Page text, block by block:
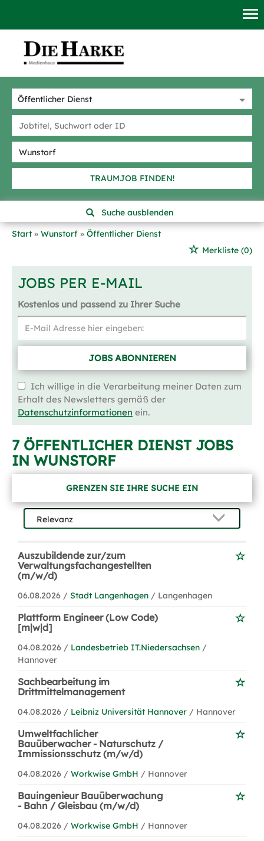
TRAUMJOB FINDEN!
Suche ausblenden
Start
Wunstorf
Öffentlicher Dienst
Merkliste (0)
JOBS PER E-MAIL
Kostenlos und passend zu Ihrer Suche
JOBS ABONNIEREN
Ich willige in die Verarbeitung meiner Daten zum
Erhalt des Newsletters gemäß der
Datenschutzinformationen ein.
7 ÖFFENTLICHER DIENST JOBS
IN WUNSTORF
GRENZEN SIE IHRE SUCHE EIN
Auszubildende zur/zum
Verwaltungsfachangestellten
(m/w/d)
06.08.2026 / Stadt Langenhagen / Langenhagen
Plattform Engineer (Low Code)
[m|w|d]
04.08.2026 / Landesbetrieb IT.Niedersachsen /
Hannover
Sachbearbeitung im
Drittmittelmanagement
04.08.2026 / Leibniz Universität Hannover / Hannover
Umweltfachlicher
Bauüberwacher - Naturschutz /
Immissionsschutz (m/w/d)
04.08.2026 / Workwise GmbH / Hannover
Bauingenieur Bauüberwachung
- Bahn / Gleisbau (m/w/d)
04.08.2026 / Workwise GmbH / Hannover